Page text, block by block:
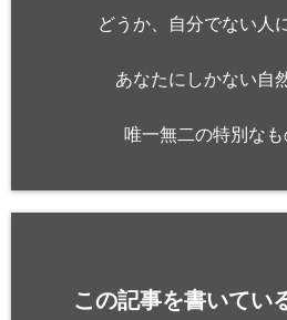
どうか、自分でない人
あなたにしかない自
唯一無二の特別なも
この記事を書いてい